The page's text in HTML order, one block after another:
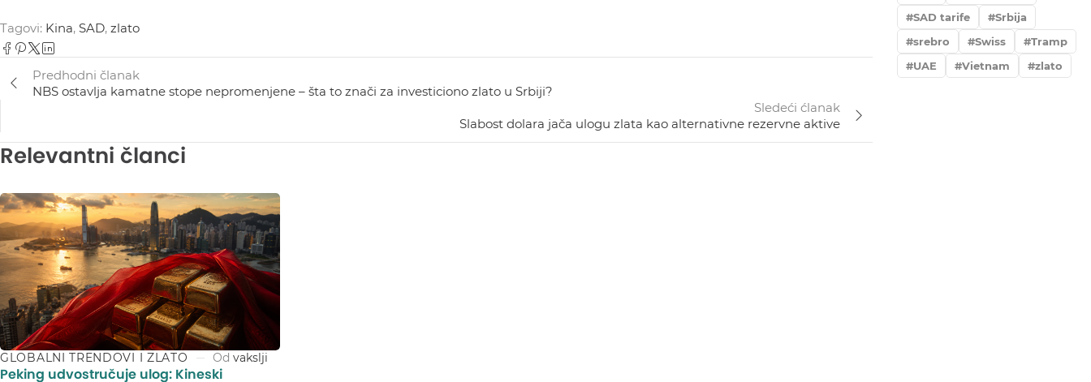
Tagovi: Kina, SAD, zlato
Predhodni članak
NBS ostavlja kamatne stope nepromenjene – šta to znači za investiciono zlato u Srbiji?
Sledeći ćlanak
Slabost dolara jača ulogu zlata kao alternativne rezervne aktive
Relevantni članci
GLOBALNI TRENDOVI I ZLATO Od vakslji
Peking udvostručuje ulog: Kineski
SAD tarife
Srbija
srebro
Swiss
Tramp
UAE
Vietnam zlato